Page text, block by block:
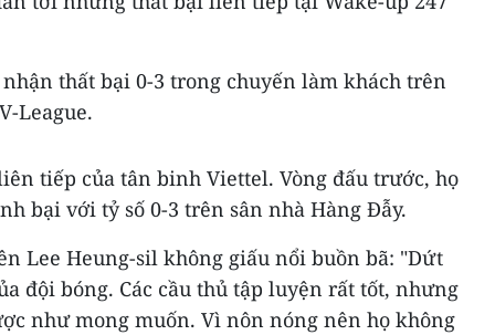
thất bại 0-3 trong chuyến làm khách trên
League.
tiếp của tân binh Viettel. Vòng đấu trước, họ
bại với tỷ số 0-3 trên sân nhà Hàng Đẫy.
Lee Heung-sil không giấu nổi buồn bã: "Dứt
đội bóng. Các cầu thủ tập luyện rất tốt, nhưng
như mong muốn. Vì nôn nóng nên họ không